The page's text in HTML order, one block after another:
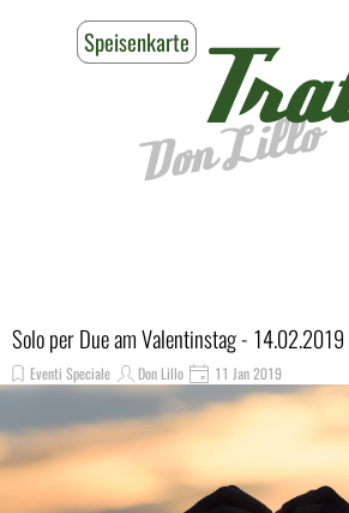
Don Lillo
Reservieren
Speisenkarte
Solo per Due am Valentinstag -
Eventi Speciale Don Lillo 11 Jan 2019